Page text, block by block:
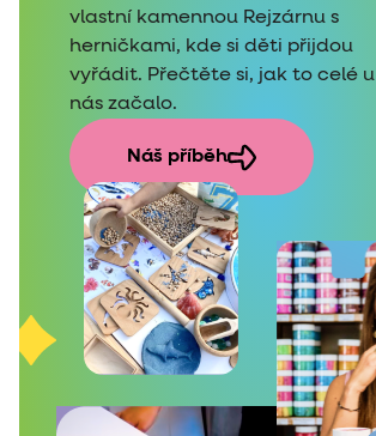
vlastní kamennou Rejzárnu s
herničkami, kde si děti přijdou
vyřádit. Přečtěte si, jak to celé u
nás začalo.
Náš příběh